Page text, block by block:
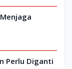
Perlu Diganti